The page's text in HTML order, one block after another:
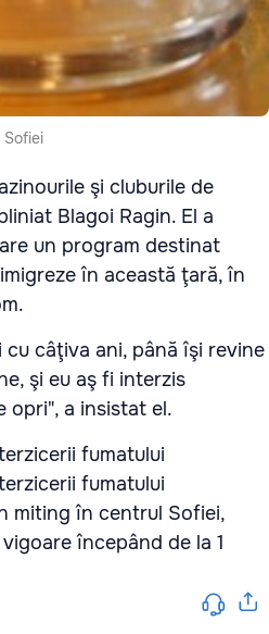
Sofiei
şi cluburile de
Blagoi Ragin. El a
un program destinat
în această ţară, în
.
câţiva ani, până îşi revine
şi eu aş fi interzis
opri", a insistat el.
miting în centrul Sofiei,
începând de la 1